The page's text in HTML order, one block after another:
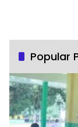
Popular